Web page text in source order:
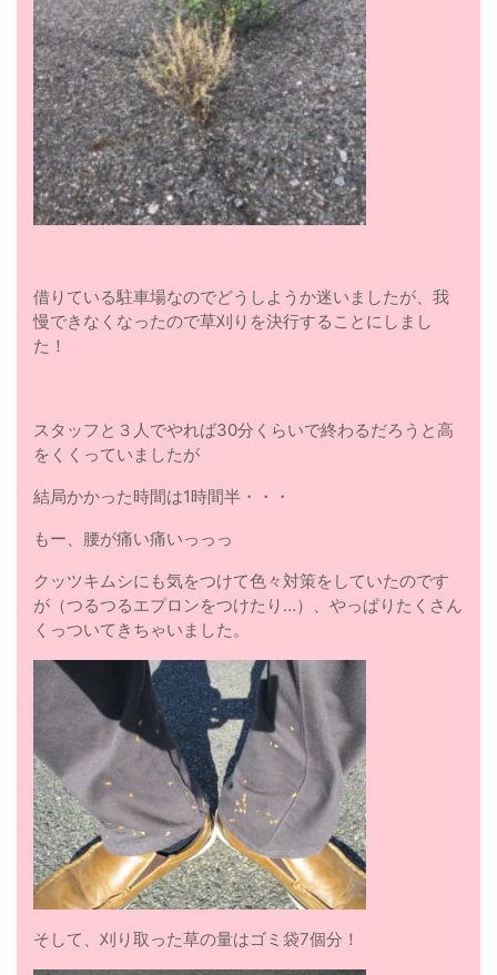
借りている駐車場なのでどうしようか迷いましたが、我
慢できなくなったので草刈りを決行することにしまし
た！
スタッフと３人でやれば30分くらいで終わるだろうと高
をくくっていましたが
結局かかった時間は1時間半・・・
もー、腰が痛い痛いっっっ
クッツキムシにも気をつけて色々対策をしていたのです
が（つるつるエプロンをつけたり…）、やっぱりたくさん
くっついてきちゃいました。
そして、刈り取った草の量はゴミ袋7個分！